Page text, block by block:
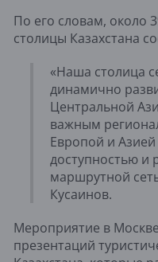
По его словам, около
столицы Казахстана
«Наша столица
динамично
Центральной
важным
Европой и
доступностью и
маршрутной
Кусаинов.
Мероприятие в
презентаций